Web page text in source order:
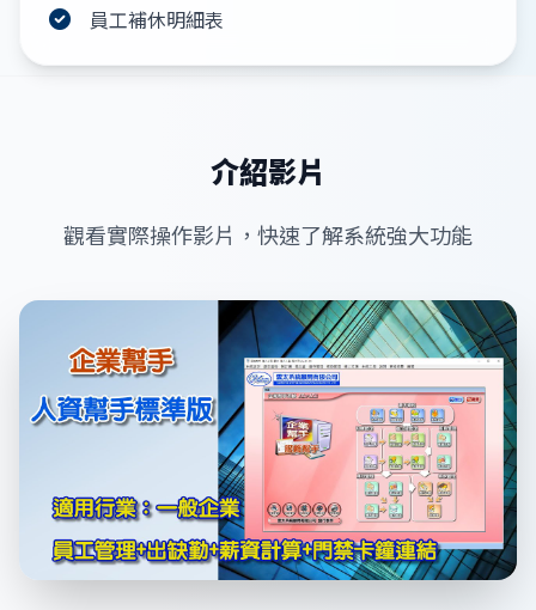
員工補休明細表
介紹影片
觀看實際操作影片，快速了解系統強大功能